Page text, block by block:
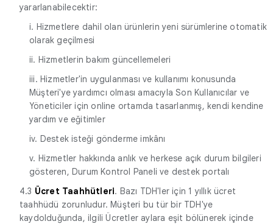
yararlanabilecektir:
i. Hizmetlere dahil olan ürünlerin yeni sürümlerine otomatik
olarak geçilmesi
ii. Hizmetlerin bakım güncellemeleri
iii. Hizmetler'in uygulanması ve kullanımı konusunda
Müşteri'ye yardımcı olması amacıyla Son Kullanıcılar ve
Yöneticiler için online ortamda tasarlanmış, kendi kendine
yardım ve eğitimler
iv. Destek isteği gönderme imkânı
v. Hizmetler hakkında anlık ve herkese açık durum bilgileri
gösteren, Durum Kontrol Paneli ve destek portalı
4.3 Ücret Taahhütleri. Bazı TDH'ler için 1 yıllık ücret
taahhüdü zorunludur. Müşteri bu tür bir TDH'ye
kaydolduğunda, ilgili Ücretler aylara eşit bölünerek içinde